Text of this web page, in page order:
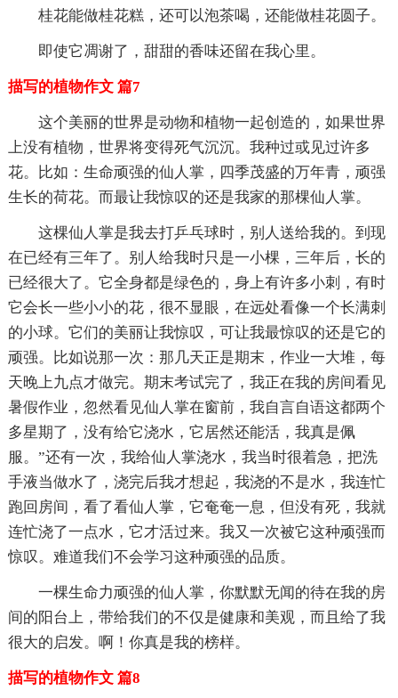
桂花能做桂花糕，还可以泡茶喝，还能做桂花圆子。
即使它凋谢了，甜甜的香味还留在我心里。
描写的植物作文 篇7
这个美丽的世界是动物和植物一起创造的，如果世界
上没有植物，世界将变得死气沉沉。我种过或见过许多
花。比如：生命顽强的仙人掌，四季茂盛的万年青，顽强
生长的荷花。而最让我惊叹的还是我家的那棵仙人掌。
这棵仙人掌是我去打乒乓球时，别人送给我的。到现
在已经有三年了。别人给我时只是一小棵，三年后，长的
已经很大了。它全身都是绿色的，身上有许多小刺，有时
它会长一些小小的花，很不显眼，在远处看像一个长满刺
的小球。它们的美丽让我惊叹，可让我最惊叹的还是它的
顽强。比如说那一次：那几天正是期末，作业一大堆，每
天晚上九点才做完。期末考试完了，我正在我的房间看见
暑假作业，忽然看见仙人掌在窗前，我自言自语这都两个
多星期了，没有给它浇水，它居然还能活，我真是佩
服。”还有一次，我给仙人掌浇水，我当时很着急，把洗
手液当做水了，浇完后我才想起，我浇的不是水，我连忙
跑回房间，看了看仙人掌，它奄奄一息，但没有死，我就
连忙浇了一点水，它才活过来。我又一次被它这种顽强而
惊叹。难道我们不会学习这种顽强的品质。
一棵生命力顽强的仙人掌，你默默无闻的待在我的房
间的阳台上，带给我们的不仅是健康和美观，而且给了我
很大的启发。啊！你真是我的榜样。
描写的植物作文 篇8